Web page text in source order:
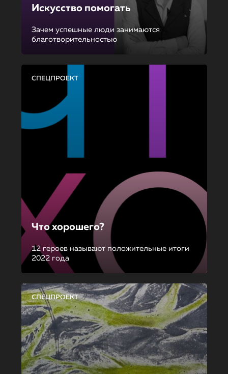
Искусство помогать
Зачем успешные люди занимаются
благотворительностью
СПЕЦПРОЕКТ
Что хорошего?
12 героев называют положительные итоги
2022 года
СПЕЦПРОЕКТ